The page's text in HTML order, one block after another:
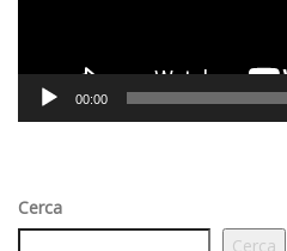
00:00
Cerca
Cerca